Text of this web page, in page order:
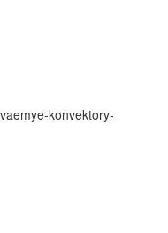
konvektory-